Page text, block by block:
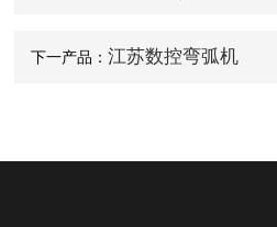
下一产品： 江苏数控弯弧机